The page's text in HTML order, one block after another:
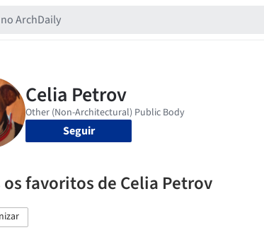
Seguir
os favoritos de Celia Petrov